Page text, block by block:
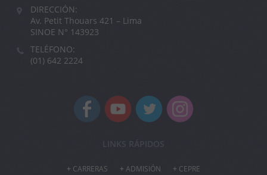
DIRECCIÓN:
Av. Petit Thouars 421 – Lima
SINOE N° 143923
TELÉFONO:
(01) 642 2224
LINKS RÁPIDOS
CARRERAS ADMISIÓN
CEPRE